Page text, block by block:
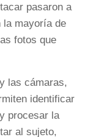
pasaron a
la mayoría de
fotos que
las cámaras,
identificar
procesar la
al sujeto,